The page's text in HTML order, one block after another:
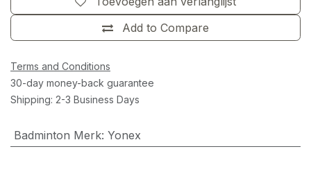
Add to Compare
Terms and Conditions
30-day money-back guarantee
Shipping: 2-3 Business Days
Badminton Merk: Yonex